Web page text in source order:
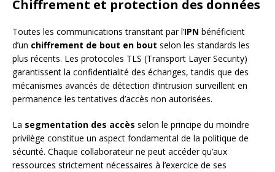
Chiffrement et protection des données
Toutes les communications transitant par l’IPN bénéficient
d’un chiffrement de bout en bout selon les standards les
plus récents. Les protocoles TLS (Transport Layer Security)
garantissent la confidentialité des échanges, tandis que des
mécanismes avancés de détection d’intrusion surveillent en
permanence les tentatives d’accès non autorisées.
La segmentation des accès selon le principe du moindre
privilège constitue un aspect fondamental de la politique de
sécurité. Chaque collaborateur ne peut accéder qu’aux
ressources strictement nécessaires à l’exercice de ses